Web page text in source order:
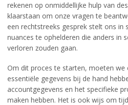
rekenen op onmiddellijke hulp van
klaarstaan om onze vragen te
een rechtstreeks gesprek stelt ons in
nuances te ophelderen die anders in
verloren zouden gaan.
Om dit proces te starten, moeten we
essentiële gegevens bij de hand
accountgegevens en het specifieke
maken hebben. Het is ook wijs om